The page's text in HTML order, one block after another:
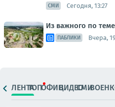
СМИ Сегодня, 13:27
Из важного по
ПАБЛИКИ Вчера,
ЛЕНТАТОПОФИЦ.ВИДЕОСМИ